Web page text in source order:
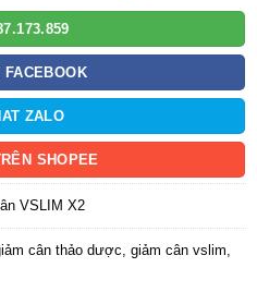
FACEBOOK
ZALO
SHOPEE
VSLIM X2
cân thảo dược, giảm cân vslim,